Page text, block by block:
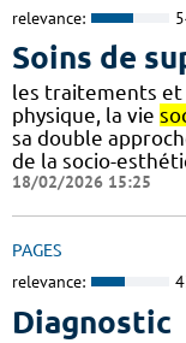
relevance:
Soins de
les traitements et
physique, la vie
sa double
de la socio-
18/02/2026 15:25
PAGES
relevance:
Diagnostic